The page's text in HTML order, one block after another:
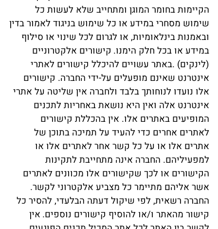
הקיימות בחומר המוגן ומתחייב שלא לעשות כל
שימוש מסחרי במידע או כל שימוש בניגוד לאמור בדין
ובאמנות בינלאומיות, או לגרום לכל שינוי או סילוף
במידע או בכל חלק הימנו. קישורים אלקטרוניים
(לינקים) .באתר עשויים להיכלל קישורים לאתרי
אינטרנט שאינם מופעלים על-ידי החברה. קישורים
אלו נועדו לנוחותך בלבד ולחברה אין שליטה על אתרי
אינטרנט אלה ואין היא נושאת באחריות לתכנים
המופיעים באתרים אלו. אין בהכללת קישורים
לאתרים אחרים כדי להעיד על תמיכה בתוכן של
אתרים אלו או על כל קשר אחר לאתרים אלו או
למפעיליהם. החברה אינה מתחייבת לתקינות
הקישורים או לכך שקישורים אלו מכוונים לאתרים
אשר אליהם מתיימר כל מצביע אלקטרוני לקשר.
החברה רשאית, לפי שיקול דעתה הבלעדי, להסיר כל
קישור מהאתר ו/או להוסיף קישורים נוספים. אין